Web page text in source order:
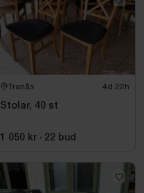
Tranås 4d 22h
Stolar, 40 st
1 050 kr · 22 bud